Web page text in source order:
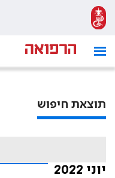
תוצאת חיפוש
יוני 2022